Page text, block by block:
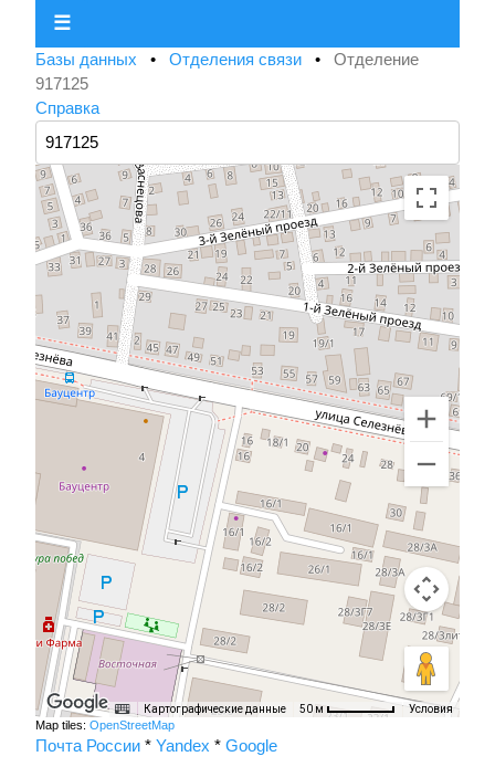
☰
Базы данных • Отделения связи • Отделение
917125
Справка
Картографические данные 50 м Условия
Map tiles: OpenStreetMap
Почта России * Yandex * Google